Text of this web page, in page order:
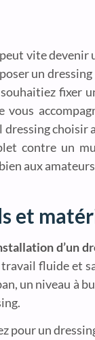
vite devenir
un
fixer
vous
choisir
contre un
aux
et
d’un
fluide et
un niveau à
pour un